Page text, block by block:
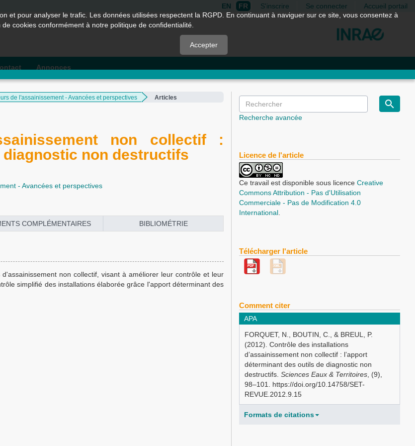
EN FR S'inscrire Se connecter Accueil portail
Annonces
de l'assainissement - Avancées et perspectives Articles
non collectif :
non destructifs
- Avancées et perspectives
COMPLÉMENTAIRES BIBLIOMÉTRIE
non collectif, visant à améliorer leur contrôle et leur
simplifié des installations élaborée grâce l'apport déterminant des
Recherche avancée
Licence de l'article
Ce travail est disponible sous licenceCreative
Commons Attribution - Pas d'Utilisation
Commerciale - Pas de Modification 4.0
International
Télécharger l'article
Comment citer
APA
FORQUET, N., BOUTIN, C., & BREUL, P.
(2012). Contrôle des installations
d’assainissement non collectif : l’apport
déterminant des outils de diagnostic non
destructifs.Sciences Eaux & Territoires , (9),
98–101. https://doi.org/10.14758/SET-
REVUE.2012.9.15
Formats de citations
et pour analyser le trafic. Les données utilisées respectent la RGPD. En continuant à naviguer sur ce site, vous consentez à
de cookies conformément à notre politique de confidentialité.
Accepter